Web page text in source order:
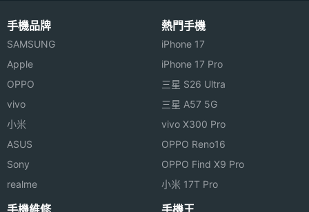
等都可以隨時隨地透過一維 / 二維條碼掃描選項，掃
描病人手環上的條碼，快速確認藥物或者醫療資訊的
正確性。醫護人員亦可在不離開診療室或病房的情況
下，快速取得病人的病歷或血液檢驗報告，與病患直
功能鍵、功能鍵、條碼讀碼器、音量放大、音量減小
等 6 個實體按鍵，輕鬆進行操作。
資訊安全升級
主螢幕
尺寸
主螢幕
1920x1200 pixels
主螢幕
材質
主螢幕
手機品牌
SAMSUNG
Apple
OPPO
vivo
小米
ASUS
Sony
realme
熱門手機
iPhone 17
iPhone 17 Pro
三星 S26 Ultra
三星 A57 5G
vivo X300 Pro
OPPO Reno16
OPPO Find X9 Pro
小米 17T Pro